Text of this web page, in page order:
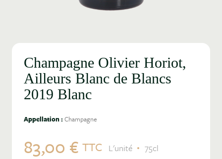
Champagne Olivier Horiot,
Ailleurs Blanc de Blancs
2019 Blanc
Appellation :Champagne
83,00 € TTC L'unité 75cl